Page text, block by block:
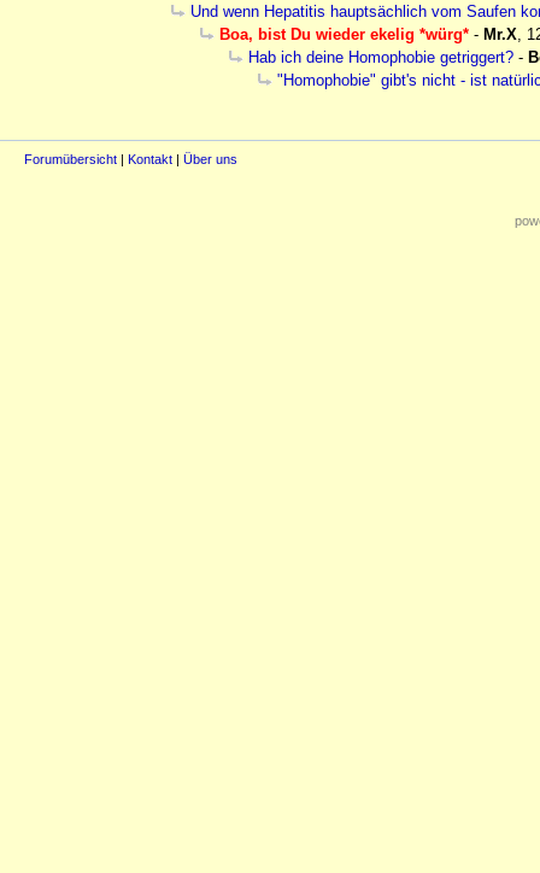
Und wenn Hepatitis hauptsächlich vom Saufen
Boa, bist Du wieder ekelig *würg* - Mr.X,
Hab ich deine Homophobie getriggert? -
"Homophobie" gibt's nicht - ist
Forumübersicht | Kontakt | Über uns